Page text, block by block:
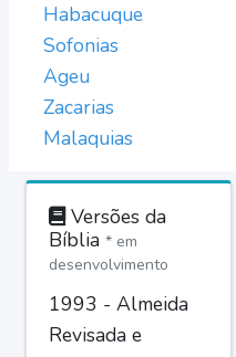
Habacuque
Sofonias
Ageu
Zacarias
Malaquias
Versões da
Bíblia * em
desenvolvimento
1993 - Almeida
Revisada e